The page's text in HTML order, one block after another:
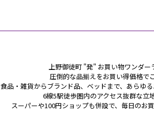
上野御徒町 "発" お買い物ワンダー
圧倒的な品揃えをお買い得価格で
食品・雑貨からブランド品、ベッドまで、あらゆる
6線5駅徒歩圏内のアクセス抜群な立
スーパーや100円ショップも併設で、毎日のお